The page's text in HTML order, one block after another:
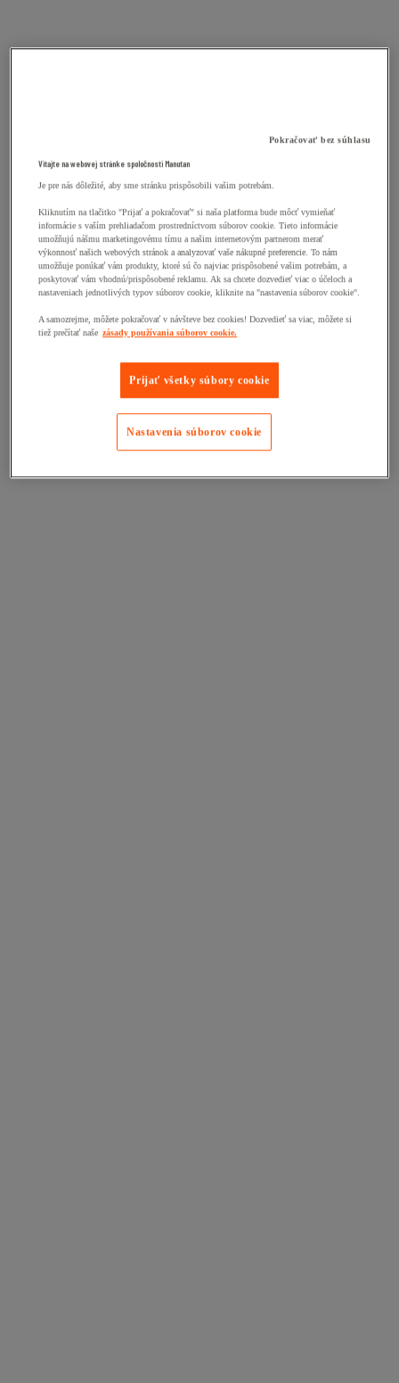
Pokračovať bez súhlasu
Vitajte na webovej stránke spoločnosti Manutan
Je pre nás dôležité, aby sme stránku prispôsobili vašim potrebám.
Kliknutím na tlačitko "Prijať a pokračovať" si naša platforma bude môcť vymieňať
informácie s vaším prehliadačom prostredníctvom súborov cookie. Tieto informácie
umožňujú nášmu marketingovému tímu a našim internetovým partnerom merať
výkonnosť našich webových stránok a analyzovať vaše nákupné preferencie. To nám
umožňuje ponúkať vám produkty, ktoré sú čo najviac prispôsobené vašim potrebám, a
poskytovať vám vhodnú/prispôsobené reklamu. Ak sa chcete dozvedieť viac o účeloch a
nastaveniach jednotlivých typov súborov cookie, kliknite na "nastavenia súborov cookie".
A samozrejme, môžete pokračovať v návšteve bez cookies! Dozvedieť sa viac, môžete si
tiež prečítať naše zásady používania súborov cookie.
Prijať všetky súbory cookie
Nastavenia súborov cookie